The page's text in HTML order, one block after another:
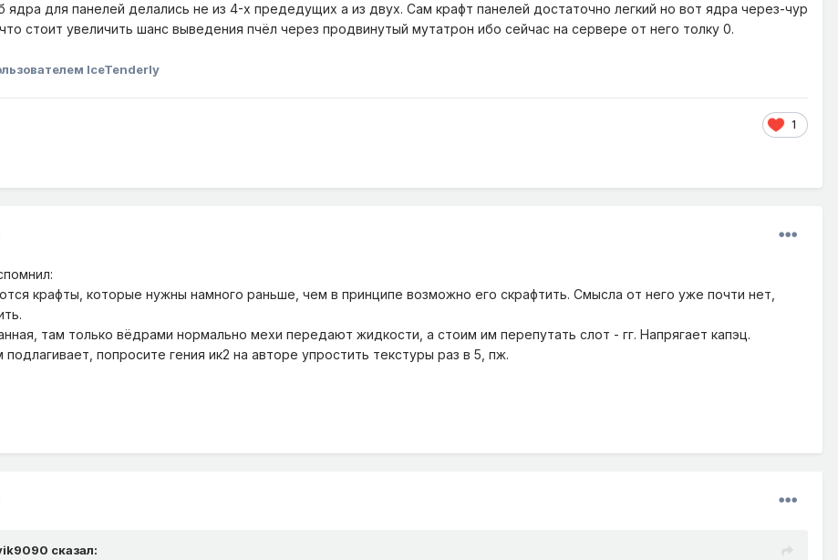
для панелей делались не из 4-х предедущих а из двух. Сам крафт панелей достаточно легкий но вот ядра через-чур
стоит увеличить шанс выведения пчёл через продвинутый мутатрон ибо сейчас на сервере от него толку 0.
IceTenderly
1
крафты, которые нужны намного раньше, чем в принципе возможно его скрафтить. Смысла от него уже почти нет,
там только вёдрами нормально мехи передают жидкости, а стоим им перепутать слот - гг. Напрягает капэц.
попросите гения ик2 на авторе упростить текстуры раз в 5, пж.
сказал: